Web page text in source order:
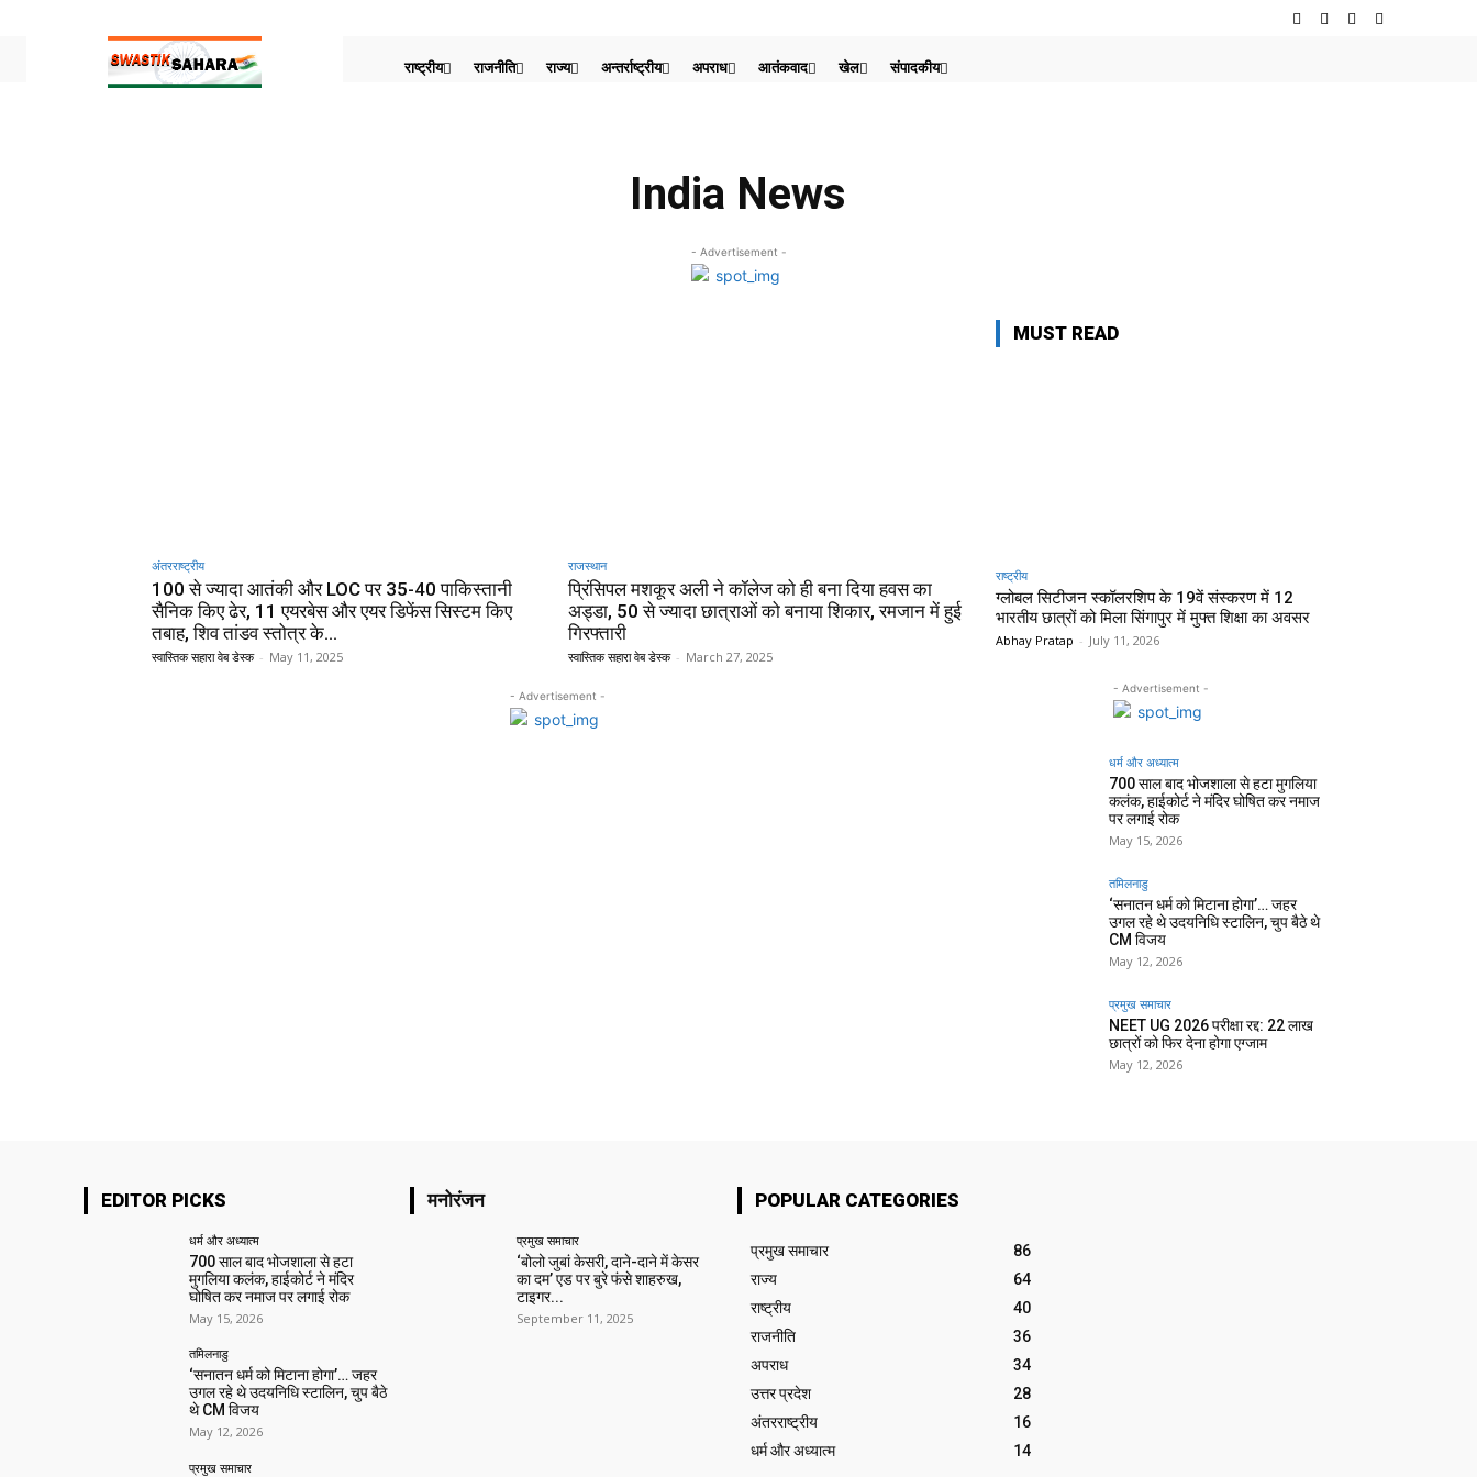
राष्ट्रीय राजनीति राज्य अन्तर्राष्ट्रीय अपराध आतंकवाद खेल संपादकीय
India News
- Advertisement -
अंतरराष्ट्रीय
100 से ज्यादा आतंकी और LOC पर 35-40 पाकिस्तानी
सैनिक किए ढेर, 11 एयरबेस और एयर डिफेंस सिस्टम किए
तबाह, शिव तांडव स्तोत्र के...
स्वास्तिक सहारा वेब डेस्क - May 11, 2025
राजस्थान
प्रिंसिपल मशकूर अली ने कॉलेज को ही बना दिया हवस का
अड्डा, 50 से ज्यादा छात्राओं को बनाया शिकार, रमजान में हुई
गिरफ्तारी
स्वास्तिक सहारा वेब डेस्क - March 27, 2025
- Advertisement -
MUST READ
राष्ट्रीय
ग्लोबल सिटीजन स्कॉलरशिप के 19वें संस्करण में 12
भारतीय छात्रों को मिला सिंगापुर में मुफ्त शिक्षा का अवसर
Abhay Pratap - July 11, 2026
- Advertisement -
धर्म और अध्यात्म
700 साल बाद भोजशाला से हटा मुगलिया
कलंक, हाईकोर्ट ने मंदिर घोषित कर नमाज
पर लगाई रोक
May 15, 2026
तमिलनाडु
‘सनातन धर्म को मिटाना होगा’… जहर
उगल रहे थे उदयनिधि स्टालिन, चुप बैठे थे
CM विजय
May 12, 2026
प्रमुख समाचार‎
NEET UG 2026 परीक्षा रद्द: 22 लाख
छात्रों को फिर देना होगा एग्जाम
May 12, 2026
EDITOR PICKS
धर्म और अध्यात्म
700 साल बाद भोजशाला से हटा
मुगलिया कलंक, हाईकोर्ट ने मंदिर
घोषित कर नमाज पर लगाई रोक
May 15, 2026
तमिलनाडु
‘सनातन धर्म को मिटाना होगा’… जहर
उगल रहे थे उदयनिधि स्टालिन, चुप बैठे
थे CM विजय
May 12, 2026
प्रमुख समाचार‎
मनोरंजन
प्रमुख समाचार‎
‘बोलो जुबां केसरी, दाने-दाने में केसर
का दम’ एड पर बुरे फंसे शाहरुख,
टाइगर...
September 11, 2025
POPULAR CATEGORIES
प्रमुख समाचार‎
86
राज्य
64
राष्ट्रीय
40
राजनीति
36
अपराध
34
उत्तर प्रदेश
28
अंतरराष्ट्रीय
16
धर्म और अध्यात्म
14